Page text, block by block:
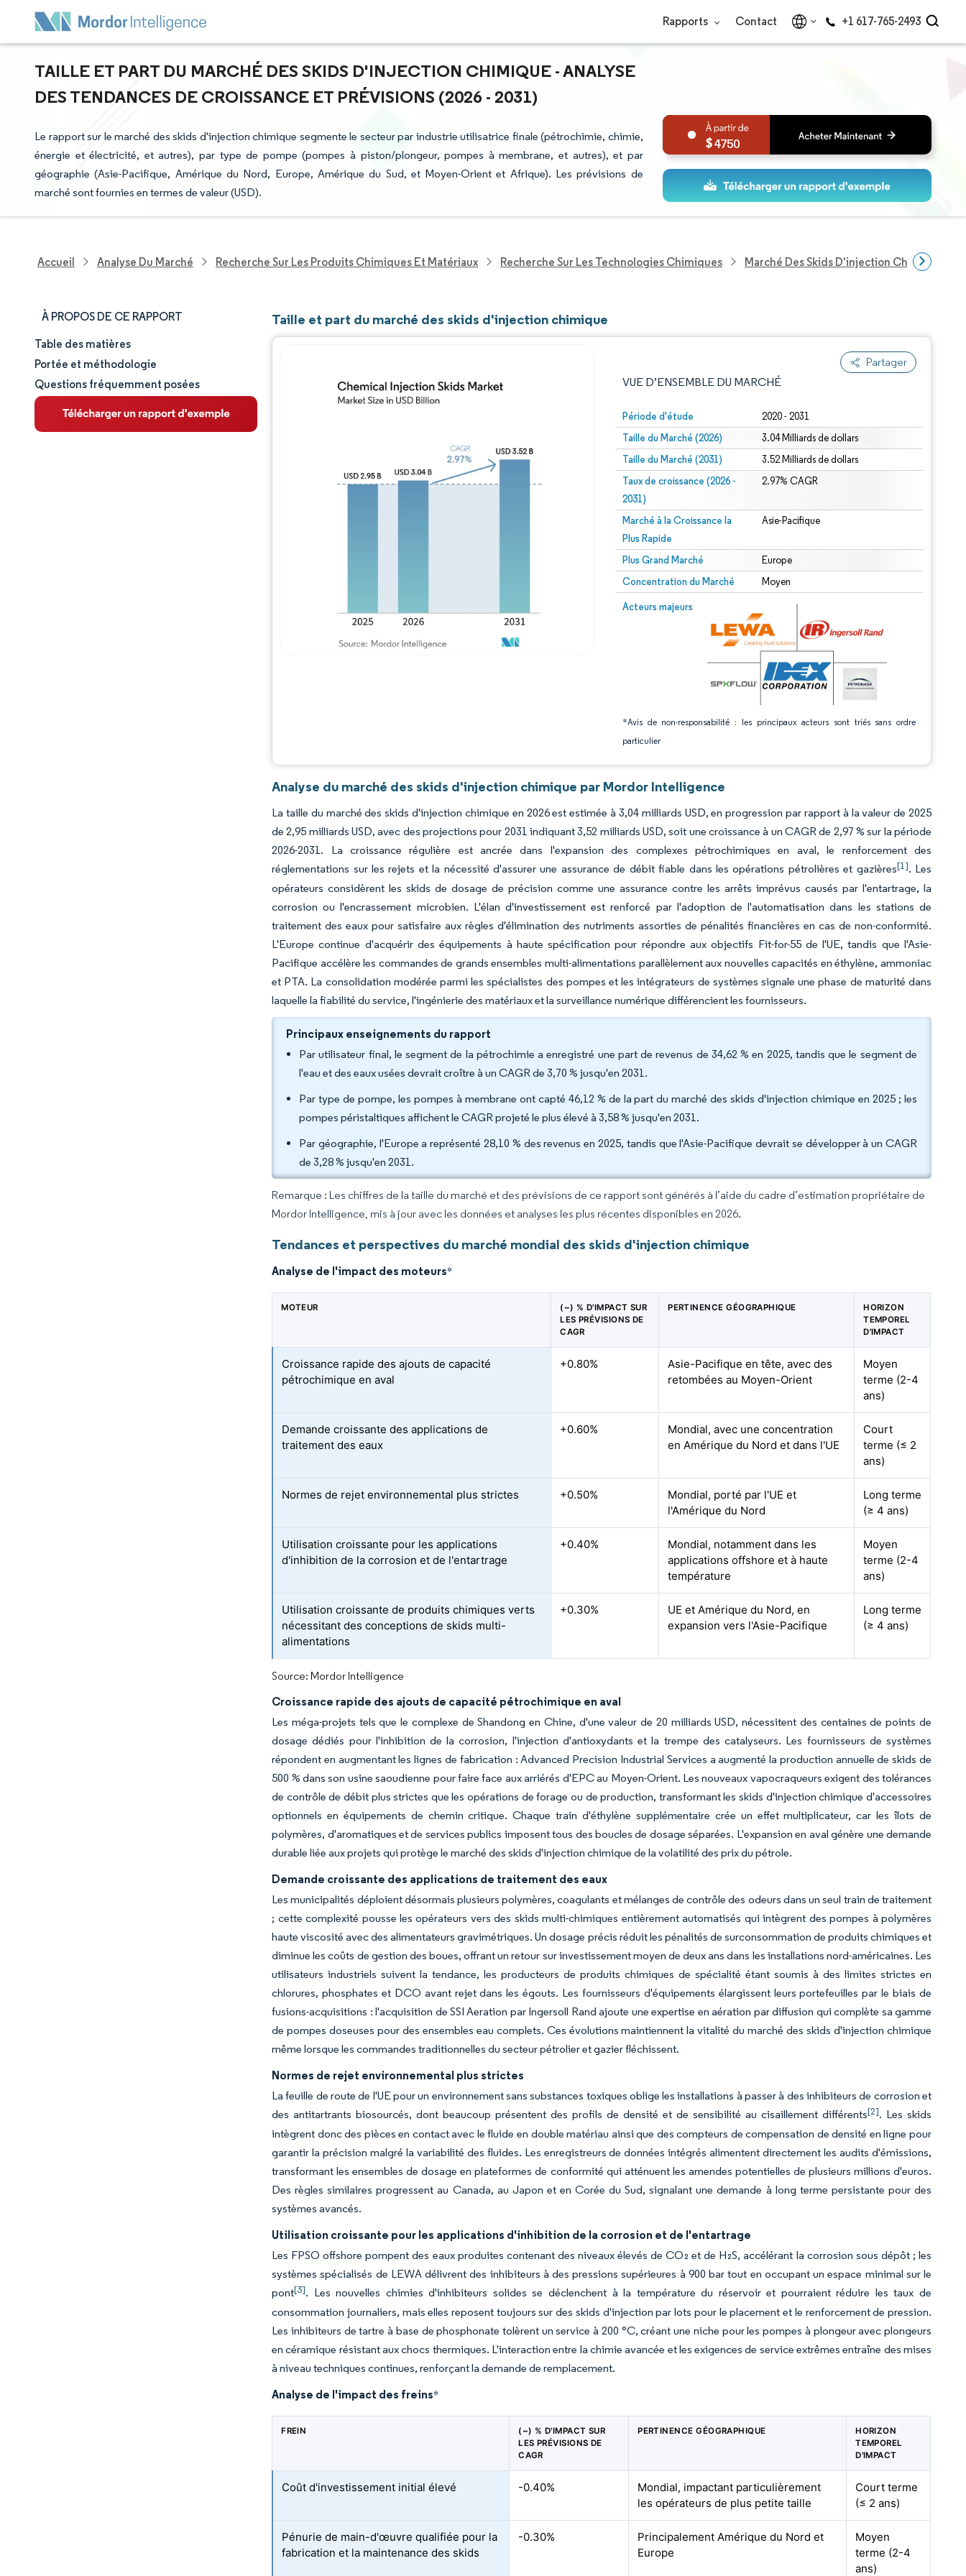
Rapports Contact +1 617-765-2493
TAILLE ET PART DU MARCHÉ DES SKIDS D'INJECTION CHIMIQUE - ANALYSE
DES TENDANCES DE CROISSANCE ET PRÉVISIONS (2026 - 2031)
Le rapport sur le marché des skids d'injection chimique segmente le secteur par industrie utilisatrice finale (pétrochimie, chimie,
énergie et électricité, et autres), par type de pompe (pompes à piston/plongeur, pompes à membrane, et autres), et par
géographie (Asie-Pacifique, Amérique du Nord, Europe, Amérique du Sud, et Moyen-Orient et Afrique). Les prévisions de
marché sont fournies en termes de valeur (USD).
4750
Accueil Analyse Du Marché Recherche Sur Les Produits Chimiques Et Matériaux Recherche Sur Les Technologies Chimiques Marché Des Skids D'injection Chimique
À PROPOS DE CE RAPPORT
Taille et part de marché
Analyse du marché
Tendances et perspectives
Table des matières
Portée et méthodologie
Questions fréquemment posées
Taille et part du marché des skids d'injection chimique
Partager
VUE D’ENSEMBLE DU MARCHÉ
Période d'étude 2020 - 2031
Taille du Marché (2026) 3.04 Milliards de dollars
Taille du Marché (2031) 3.52 Milliards de dollars
Taux de croissance (2026 -
2031)
2.97% CAGR
Marché à la Croissance la
Plus Rapide
Asie-Pacifique
Plus Grand Marché Europe
Concentration du Marché Moyen
Acteurs majeurs
*Avis de non-responsabilité : les principaux acteurs sont triés sans ordre
particulier
Image © Mordor Intelligence. La réutilisation nécessite une attribution sous CC BY 4.0.
Image © Mordor Intelligence. La réutilisation nécessite une attribution sous CC BY 4.0.
Analyse du marché des skids d'injection chimique par Mordor Intelligence
La taille du marché des skids d'injection chimique en 2026 est estimée à 3,04 milliards USD, en progression par rapport à la valeur de 2025
de 2,95 milliards USD, avec des projections pour 2031 indiquant 3,52 milliards USD, soit une croissance à un CAGR de 2,97 % sur la période
2026-2031. La croissance régulière est ancrée dans l'expansion des complexes pétrochimiques en aval, le renforcement des
réglementations sur les rejets et la nécessité d'assurer une assurance de débit fiable dans les opérations pétrolières et gazières[1]. Les
opérateurs considèrent les skids de dosage de précision comme une assurance contre les arrêts imprévus causés par l'entartrage, la
corrosion ou l'encrassement microbien. L'élan d'investissement est renforcé par l'adoption de l'automatisation dans les stations de
traitement des eaux pour satisfaire aux règles d'élimination des nutriments assorties de pénalités financières en cas de non-conformité.
L'Europe continue d'acquérir des équipements à haute spécification pour répondre aux objectifs Fit-for-55 de l'UE, tandis que l'Asie-
Pacifique accélère les commandes de grands ensembles multi-alimentations parallèlement aux nouvelles capacités en éthylène, ammoniac
et PTA. La consolidation modérée parmi les spécialistes des pompes et les intégrateurs de systèmes signale une phase de maturité dans
laquelle la fiabilité du service, l'ingénierie des matériaux et la surveillance numérique différencient les fournisseurs.
Principaux enseignements du rapport
Par utilisateur final, le segment de la pétrochimie a enregistré une part de revenus de 34,62 % en 2025, tandis que le segment de
l'eau et des eaux usées devrait croître à un CAGR de 3,70 % jusqu'en 2031.
Par type de pompe, les pompes à membrane ont capté 46,12 % de la part du marché des skids d'injection chimique en 2025 ; les
pompes péristaltiques affichent le CAGR projeté le plus élevé à 3,58 % jusqu'en 2031.
Par géographie, l'Europe a représenté 28,10 % des revenus en 2025, tandis que l'Asie-Pacifique devrait se développer à un CAGR
de 3,28 % jusqu'en 2031.
Remarque : Les chiffres de la taille du marché et des prévisions de ce rapport sont générés à l’aide du cadre d’estimation propriétaire de
Mordor Intelligence, mis à jour avec les données et analyses les plus récentes disponibles en 2026.
Tendances et perspectives du marché mondial des skids d'injection chimique
Analyse de l'impact des moteurs*
MOTEUR
(~) % D'IMPACT SUR
LES PRÉVISIONS DE
CAGR
PERTINENCE GÉOGRAPHIQUE
HORIZON
TEMPOREL
D'IMPACT
Croissance rapide des ajouts de capacité
pétrochimique en aval
+0.80%
Asie-Pacifique en tête, avec des
retombées au Moyen-Orient
Moyen
terme (2-4
ans)
Demande croissante des applications de
traitement des eaux
+0.60%
Mondial, avec une concentration
en Amérique du Nord et dans l'UE
Court
terme (≤ 2
ans)
Normes de rejet environnemental plus strictes +0.50%
Mondial, porté par l'UE et
l'Amérique du Nord
Long terme
(≥ 4 ans)
Utilisation croissante pour les applications
d'inhibition de la corrosion et de l'entartrage
+0.40%
Mondial, notamment dans les
applications offshore et à haute
température
Moyen
terme (2-4
ans)
Utilisation croissante de produits chimiques verts
nécessitant des conceptions de skids multi-
alimentations
+0.30%
UE et Amérique du Nord, en
expansion vers l'Asie-Pacifique
Long terme
(≥ 4 ans)
Source: Mordor Intelligence
Croissance rapide des ajouts de capacité pétrochimique en aval
Les méga-projets tels que le complexe de Shandong en Chine, d'une valeur de 20 milliards USD, nécessitent des centaines de points de
dosage dédiés pour l'inhibition de la corrosion, l'injection d'antioxydants et la trempe des catalyseurs. Les fournisseurs de systèmes
répondent en augmentant les lignes de fabrication : Advanced Precision Industrial Services a augmenté la production annuelle de skids de
500 % dans son usine saoudienne pour faire face aux arriérés d'EPC au Moyen-Orient. Les nouveaux vapocraqueurs exigent des tolérances
de contrôle de débit plus strictes que les opérations de forage ou de production, transformant les skids d'injection chimique d'accessoires
optionnels en équipements de chemin critique. Chaque train d'éthylène supplémentaire crée un effet multiplicateur, car les îlots de
polymères, d'aromatiques et de services publics imposent tous des boucles de dosage séparées. L'expansion en aval génère une demande
durable liée aux projets qui protège le marché des skids d'injection chimique de la volatilité des prix du pétrole.
Demande croissante des applications de traitement des eaux
Les municipalités déploient désormais plusieurs polymères, coagulants et mélanges de contrôle des odeurs dans un seul train de traitement
; cette complexité pousse les opérateurs vers des skids multi-chimiques entièrement automatisés qui intègrent des pompes à polymères
haute viscosité avec des alimentateurs gravimétriques. Un dosage précis réduit les pénalités de surconsommation de produits chimiques et
diminue les coûts de gestion des boues, offrant un retour sur investissement moyen de deux ans dans les installations nord-américaines. Les
utilisateurs industriels suivent la tendance, les producteurs de produits chimiques de spécialité étant soumis à des limites strictes en
chlorures, phosphates et DCO avant rejet dans les égouts. Les fournisseurs d'équipements élargissent leurs portefeuilles par le biais de
fusions-acquisitions : l'acquisition de SSI Aeration par Ingersoll Rand ajoute une expertise en aération par diffusion qui complète sa gamme
de pompes doseuses pour des ensembles eau complets. Ces évolutions maintiennent la vitalité du marché des skids d'injection chimique
même lorsque les commandes traditionnelles du secteur pétrolier et gazier fléchissent.
Normes de rejet environnemental plus strictes
La feuille de route de l'UE pour un environnement sans substances toxiques oblige les installations à passer à des inhibiteurs de corrosion et
des antitartrants biosourcés, dont beaucoup présentent des profils de densité et de sensibilité au cisaillement différents[2]. Les skids
intègrent donc des pièces en contact avec le fluide en double matériau ainsi que des compteurs de compensation de densité en ligne pour
garantir la précision malgré la variabilité des fluides. Les enregistreurs de données intégrés alimentent directement les audits d'émissions,
transformant les ensembles de dosage en plateformes de conformité qui atténuent les amendes potentielles de plusieurs millions d'euros.
Des règles similaires progressent au Canada, au Japon et en Corée du Sud, signalant une demande à long terme persistante pour des
systèmes avancés.
Utilisation croissante pour les applications d'inhibition de la corrosion et de l'entartrage
Les FPSO offshore pompent des eaux produites contenant des niveaux élevés de CO₂ et de H₂S, accélérant la corrosion sous dépôt ; les
systèmes spécialisés de LEWA délivrent des inhibiteurs à des pressions supérieures à 900 bar tout en occupant un espace minimal sur le
pont[3]. Les nouvelles chimies d'inhibiteurs solides se déclenchent à la température du réservoir et pourraient réduire les taux de
consommation journaliers, mais elles reposent toujours sur des skids d'injection par lots pour le placement et le renforcement de pression.
Les inhibiteurs de tartre à base de phosphonate tolèrent un service à 200 °C, créant une niche pour les pompes à plongeur avec plongeurs
en céramique résistant aux chocs thermiques. L'interaction entre la chimie avancée et les exigences de service extrêmes entraîne des mises
à niveau techniques continues, renforçant la demande de remplacement.
Analyse de l'impact des freins*
FREIN
(~) % D'IMPACT SUR
LES PRÉVISIONS DE
CAGR
PERTINENCE GÉOGRAPHIQUE
HORIZON
TEMPOREL
D'IMPACT
Coût d'investissement initial élevé -0.40%
Mondial, impactant particulièrement
les opérateurs de plus petite taille
Court terme
(≤ 2 ans)
Pénurie de main-d'œuvre qualifiée pour la
fabrication et la maintenance des skids
-0.30%
Principalement Amérique du Nord et
Europe
Moyen
terme (2-4
ans)